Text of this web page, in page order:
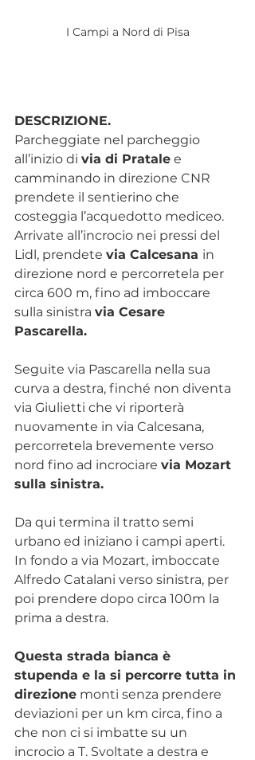
I Campi a Nord di Pisa
DESCRIZIONE.
Parcheggiate nel parcheggio
all’inizio di via di Pratale e
camminando in direzione CNR
prendete il sentierino che
costeggia l’acquedotto mediceo.
Arrivate all’incrocio nei pressi del
Lidl, prendete via Calcesana in
direzione nord e percorretela per
circa 600 m, fino ad imboccare
sulla sinistra via Cesare
Pascarella.
Seguite via Pascarella nella sua
curva a destra, finché non diventa
via Giulietti che vi riporterà
nuovamente in via Calcesana,
percorretela brevemente verso
nord fino ad incrociare via Mozart
sulla sinistra.
Da qui termina il tratto semi
urbano ed iniziano i campi aperti.
In fondo a via Mozart, imboccate
Alfredo Catalani verso sinistra, per
poi prendere dopo circa 100m la
prima a destra.
Questa strada bianca è
stupenda e la si percorre tutta in
direzione monti senza prendere
deviazioni per un km circa, fino a
che non ci si imbatte su un
incrocio a T. Svoltate a destra e